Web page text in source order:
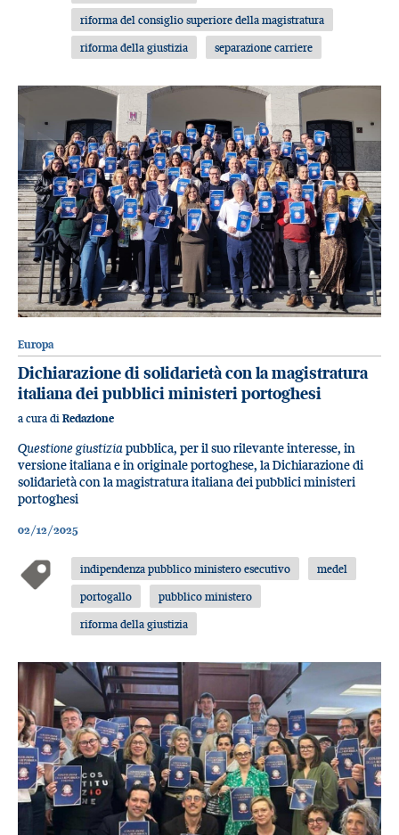
riforma del consiglio superiore della magistratura
riforma della giustizia
separazione carriere
Europa
Dichiarazione di solidarietà con la magistratura
italiana dei pubblici ministeri portoghesi
a cura di Redazione
Questione giustiziapubblica, per il suo rilevante interesse, in
versione italiana e in originale portoghese, la Dichiarazione di
solidarietà con la magistratura italiana dei pubblici ministeri
portoghesi
02/12/2025
indipendenza pubblico ministero esecutivo
medel
portogallo
pubblico ministero
riforma della giustizia